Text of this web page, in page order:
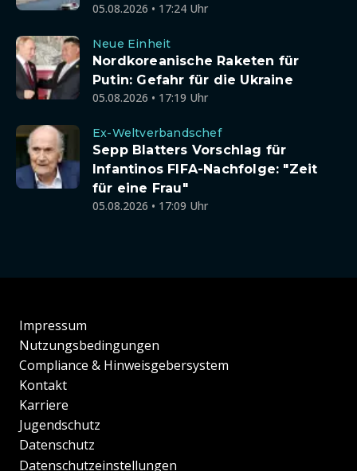
05.08.2026 • 17:24 Uhr
Neue Einheit
Nordkoreanische Raketen für
Putin: Gefahr für die Ukraine
05.08.2026 • 17:19 Uhr
Ex-Weltverbandschef
Sepp Blatters Vorschlag für
Infantinos FIFA-Nachfolge: "Zeit
für eine Frau"
05.08.2026 • 17:09 Uhr
Impressum
Nutzungsbedingungen
Compliance & Hinweisgebersystem
Kontakt
Karriere
Jugendschutz
Datenschutz
Datenschutzeinstellungen